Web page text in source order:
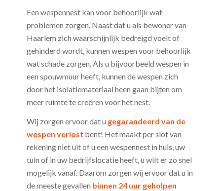
Een wespennest kan voor behoorlijk wat
problemen zorgen. Naast dat u als bewoner van
Haarlem zich waarschijnlijk bedreigd voelt of
gehinderd wordt, kunnen wespen voor behoorlijk
wat schade zorgen. Als u bijvoorbeeld wespen in
een spouwmuur heeft, kunnen de wespen zich
door het isolatiemateriaal heen gaan bijten om
meer ruimte te creëren voor het nest.
Wij zorgen ervoor dat u gegarandeerd van de
wespen verlost bent! Het maakt per slot van
rekening niet uit of u een wespennest in huis, uw
tuin of in uw bedrijfslocatie heeft, u wilt er zo snel
mogelijk vanaf. Daarom zorgen wij ervoor dat u in
de meeste gevallen binnen 24 uur geholpen